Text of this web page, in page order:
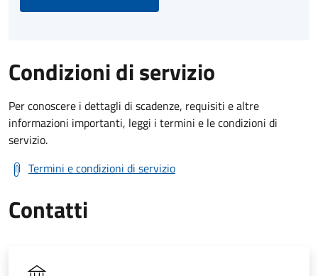
Condizioni di servizio
Per conoscere i dettagli di scadenze, requisiti e altre
informazioni importanti, leggi i termini e le condizioni di
servizio.
Termini e condizioni di servizio
Contatti